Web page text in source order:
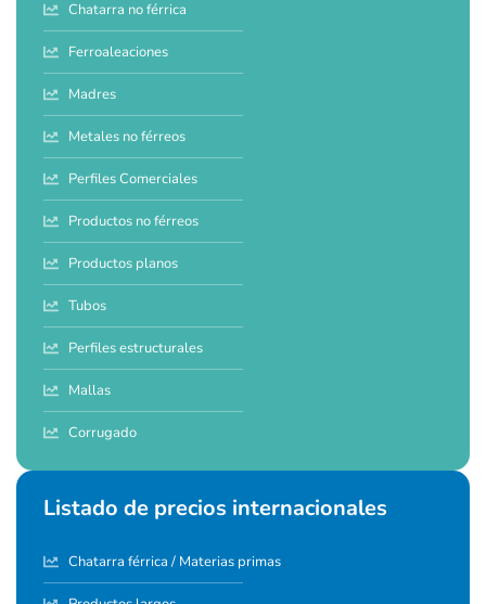
Chatarra no férrica
Ferroaleaciones
Madres
Metales no férreos
Perfiles Comerciales
Productos no férreos
Productos planos
Tubos
Perfiles estructurales
Mallas
Corrugado
Listado de precios internacionales
Chatarra férrica / Materias primas